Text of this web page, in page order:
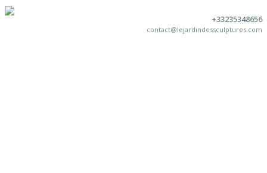
+33235348656
contact@lejardindessculptures.com